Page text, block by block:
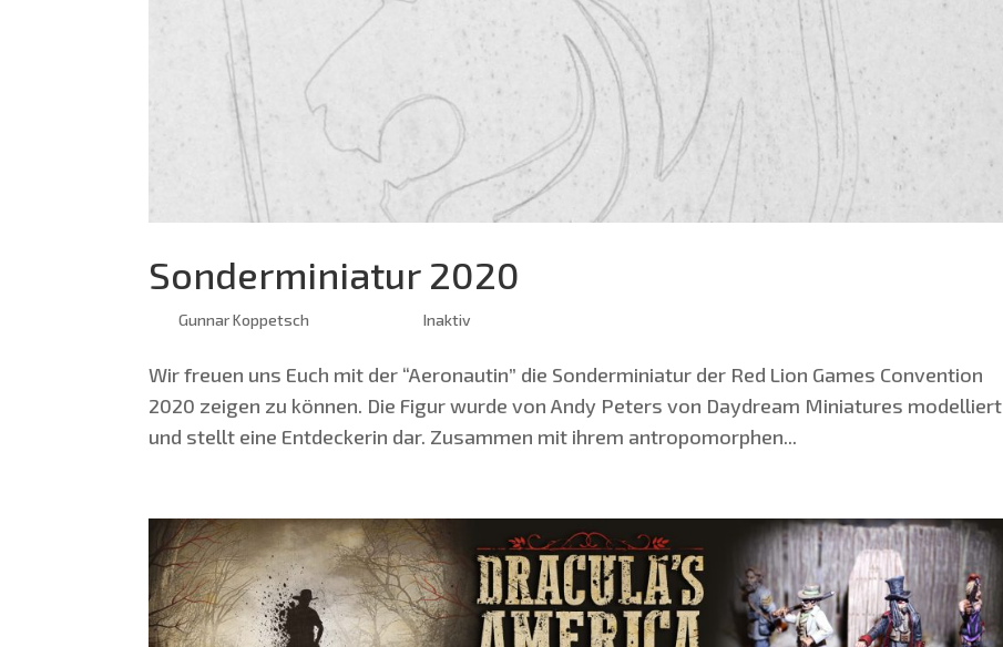
Sonderminiatur 2020
vonGunnar Koppetsch |Inaktiv
Wir freu­en uns Euch mit der “Aero­nau­tin” die Son­der­mi­nia­tur der Red Lion Games Con­ven­ti­on
2020 zei­gen zu kön­nen. Die Figur wur­de von Andy Peters von Daydream Minia­tures model­liert
und stellt eine Ent­de­cke­rin dar. Zusam­men mit ihrem antro­po­mor­phen...